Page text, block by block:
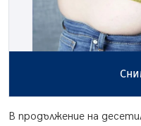
В продължение на